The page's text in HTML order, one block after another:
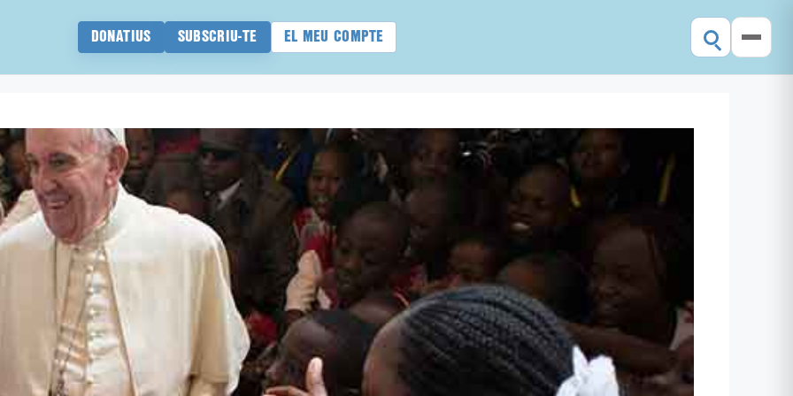
DONATIUS SUBSCRIU-TE EL MEU COMPTE